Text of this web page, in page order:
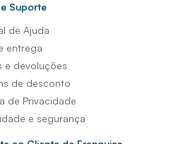
Suporte
de Ajuda
entrega
e devoluções
de desconto
de Privacidade
e segurança